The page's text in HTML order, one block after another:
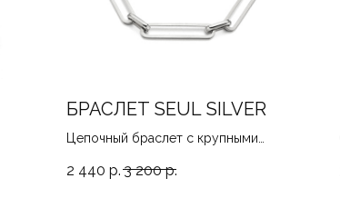
БРАСЛЕТ SEUL SILVER
Цепочный браслет с крупными
2 440 р. 3 200 р.